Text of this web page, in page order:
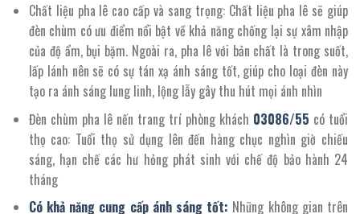
Chất liệu pha lê cao cấp và sang trọng: Chất liệu pha lê sẽ giúp
đèn chùm có ưu điểm nổi bật về khả năng chống lại sự xâm nhập
của độ ẩm, bụi bặm. Ngoài ra, pha lê với bản chất là trong suốt,
lấp lánh nên sẽ có sự tán xạ ánh sáng tốt, giúp cho loại đèn này
tạo ra ánh sáng lung linh, lộng lẫy gây thu hút mọi ánh nhìn
Đèn chùm pha lê nến trang trí phòng khách 03086/55 có tuổi
thọ cao: Tuổi thọ sử dụng lên đến hàng chục nghìn giờ chiếu
sáng, hạn chế các hư hỏng phát sinh với chế độ bảo hành 24
tháng
Có khả năng cung cấp ánh sáng tốt: Những không gian trên